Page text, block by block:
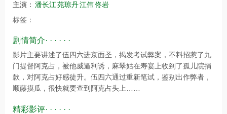
主演： 潘长江苑琼丹江伟佟岩
标签：
剧情简介· · · · · ·
影片主要讲述了伍四六进京面圣，揭发考试弊案，不料招惹了九
门提督阿克占，被他威逼利诱，麻翠姑在寿宴上收到了孤儿院捐
款，对阿克占好感徒升。伍四六通过重新笔试，鉴别出作弊者，
顺藤摸瓜，很快就要查到阿克占头上……
精彩影评· · · · · ·